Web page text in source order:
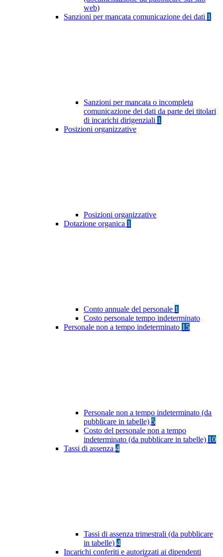
web)
Sanzioni per mancata comunicazione dei dati 1
Sanzioni per mancata o incompleta
comunicazione dei dati da parte dei titolari
di incarichi dirigenziali 1
Posizioni organizzative
Posizioni organizzative
Dotazione organica 1
Conto annuale del personale 1
Costo personale tempo indeterminato
Personale non a tempo indeterminato 15
Personale non a tempo indeterminato (da
pubblicare in tabelle) 5
Costo del personale non a tempo
indeterminato (da pubblicare in tabelle) 10
Tassi di assenza 4
Tassi di assenza trimestrali (da pubblicare
in tabelle) 4
Incarichi conferiti e autorizzati ai dipendenti